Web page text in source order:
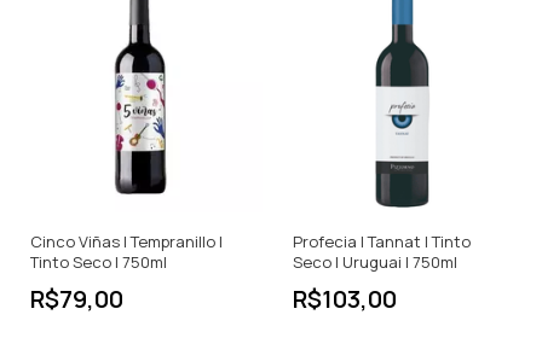
Cinco Viñas | Tempranillo |
Tinto Seco | 750ml
R$79,00
Profecia | Tannat | Tinto
Seco | Uruguai | 750ml
R$103,00